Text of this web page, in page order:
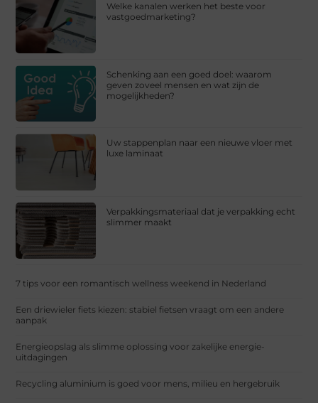
Welke kanalen werken het beste voor
vastgoedmarketing?
Schenking aan een goed doel: waarom
geven zoveel mensen en wat zijn de
mogelijkheden?
Uw stappenplan naar een nieuwe vloer met
luxe laminaat
Verpakkingsmateriaal dat je verpakking echt
slimmer maakt
7 tips voor een romantisch wellness weekend in Nederland
Een driewieler fiets kiezen: stabiel fietsen vraagt om een andere
aanpak
Energieopslag als slimme oplossing voor zakelijke energie-
uitdagingen
Recycling aluminium is goed voor mens, milieu en hergebruik